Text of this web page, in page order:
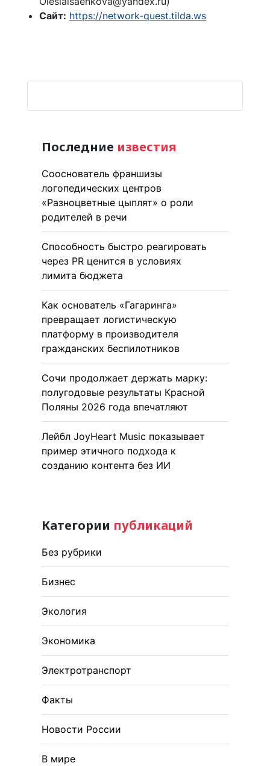
Сайт: https://network-quest.tilda.ws
Последние известия
Сооснователь франшизы
логопедических центров
«Разноцветные цыплят» о роли
родителей в речи
Способность быстро реагировать
через PR ценится в условиях
лимита бюджета
Как основатель «Гагаринга»
превращает логистическую
платформу в производителя
гражданских беспилотников
Сочи продолжает держать марку:
полугодовые результаты Красной
Поляны 2026 года впечатляют
Лейбл JoyHeart Music показывает
пример этичного подхода к
созданию контента без ИИ
Категории публикаций
Без рубрики
Бизнес
Экология
Экономика
Электротранспорт
Факты
Новости России
В мире